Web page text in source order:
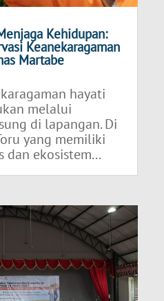
Kehidupan:
Keanekaragaman
Martabe
hayati
melalui
di lapangan. Di
yang memiliki
dan ekosistem...